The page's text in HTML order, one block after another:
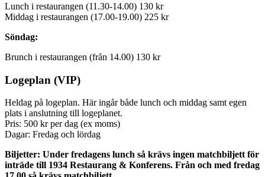
Lunch i restaurangen (11.30-14.00) 130 kr
Middag i restaurangen (17.00-19.00) 225 kr
Söndag:
Brunch i restaurangen (från 14.00) 130 kr
Logeplan (VIP)
Heldag på logeplan. Här ingår både lunch och middag samt egen
plats i anslutning till logeplanet.
Pris: 500 kr per dag (ex moms)
Dagar: Fredag och lördag
Biljetter: Under fredagens lunch så krävs ingen matchbiljett för
inträde till 1934 Restaurang & Konferens. Från och med fredag